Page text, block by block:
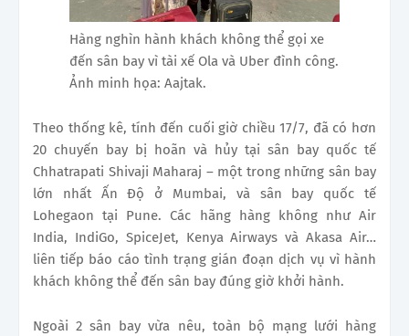
Hàng nghìn hành khách không thể gọi xe
đến sân bay vì tài xế Ola và Uber đình công.
Ảnh minh họa: Aajtak.
Theo thống kê, tính đến cuối giờ chiều 17/7, đã có hơn
20 chuyến bay bị hoãn và hủy tại sân bay quốc tế
Chhatrapati Shivaji Maharaj – một trong những sân bay
lớn nhất Ấn Độ ở Mumbai, và sân bay quốc tế
Lohegaon tại Pune. Các hãng hàng không như Air
India, IndiGo, SpiceJet, Kenya Airways và Akasa Air…
liên tiếp báo cáo tình trạng gián đoạn dịch vụ vì hành
khách không thể đến sân bay đúng giờ khởi hành.
Ngoài 2 sân bay vừa nêu, toàn bộ mạng lưới hàng